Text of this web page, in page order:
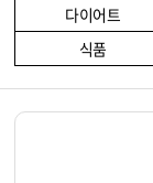
다이어트
식품